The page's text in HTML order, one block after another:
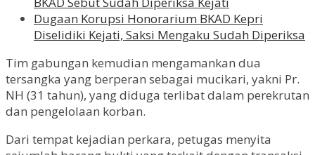
Dugaan Korupsi Honorarium BKAD Kepri
Diselidiki Kejati, Saksi Mengaku Sudah Diperiksa
Tim gabungan kemudian mengamankan dua
tersangka yang berperan sebagai mucikari, yakni Pr.
NH (31 tahun), yang diduga terlibat dalam perekrutan
dan pengelolaan korban.
Dari tempat kejadian perkara, petugas menyita